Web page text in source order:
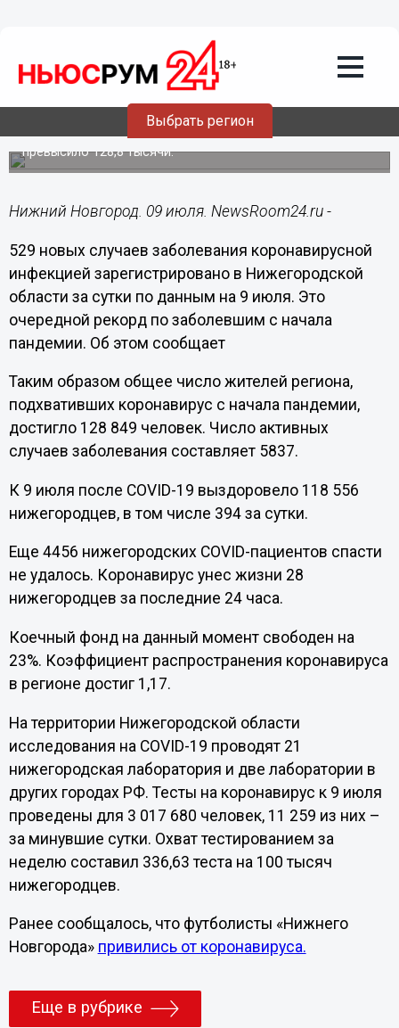
Выбрать регион
Рекордные 529 новых случаев
коронавируса выявили в
Нижегородской области
Число заразившихся нижегородцев с начала пандемии
превысило 128,8 тысячи.
Нижний Новгород. 09 июля. NewsRoom24.ru -
529 новых случаев заболевания коронавирусной
инфекцией зарегистрировано в Нижегородской
области за сутки по данным на 9 июля. Это
очередной рекорд по заболевшим с начала
пандемии. Об этом сообщает
Таким образом общее число жителей региона,
подхвативших коронавирус с начала пандемии,
достигло 128 849 человек. Число активных
случаев заболевания составляет 5837.
К 9 июля после COVID-19 выздоровело 118 556
нижегородцев, в том числе 394 за сутки.
Еще 4456 нижегородских COVID-пациентов спасти
не удалось. Коронавирус унес жизни 28
нижегородцев за последние 24 часа.
Коечный фонд на данный момент свободен на
23%. Коэффициент распространения коронавируса
в регионе достиг 1,17.
На территории Нижегородской области
исследования на COVID-19 проводят 21
нижегородская лаборатория и две лаборатории в
других городах РФ. Тесты на коронавирус к 9 июля
проведены для 3 017 680 человек, 11 259 из них –
за минувшие сутки. Охват тестированием за
неделю составил 336,63 теста на 100 тысяч
нижегородцев.
Ранее сообщалось, что футболисты «Нижнего
Новгорода» привились от коронавируса.
Еще в рубрике